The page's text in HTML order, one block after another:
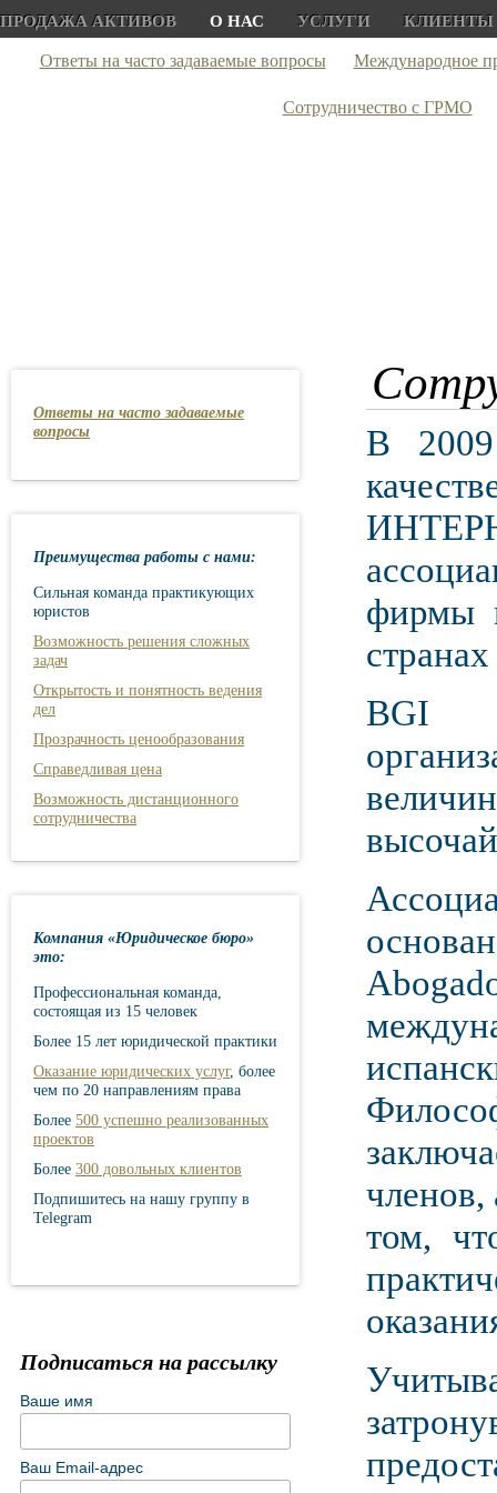
ПРОДАЖА АКТИВОВ О НАС УСЛУГИ КЛИЕНТЫ
Ответы на часто задаваемые вопросы Международное
Сотрудничество с ГРМО
Ответы на часто задаваемые
вопросы
Преимущества работы с нами:
Сильная команда практикующих
юристов
Возможность решения сложных
задач
Открытость и понятность ведения
дел
Прозрачность ценообразования
Справедливая цена
Возможность дистанционного
сотрудничества
Компания «Юридическое бюро»
это:
Профессиональная команда,
состоящая из 15 человек
Более 15 лет юридической практики
Оказание юридических услуг, более
чем по 20 направлениям права
Более 500 успешно реализованных
проектов
Более 300 довольных клиентов
Подпишитесь на нашу группу в
Telegram
Подписаться на рассылку
Ваше имя
Ваш Email-адрес
В
фирмы
BGI -
том,